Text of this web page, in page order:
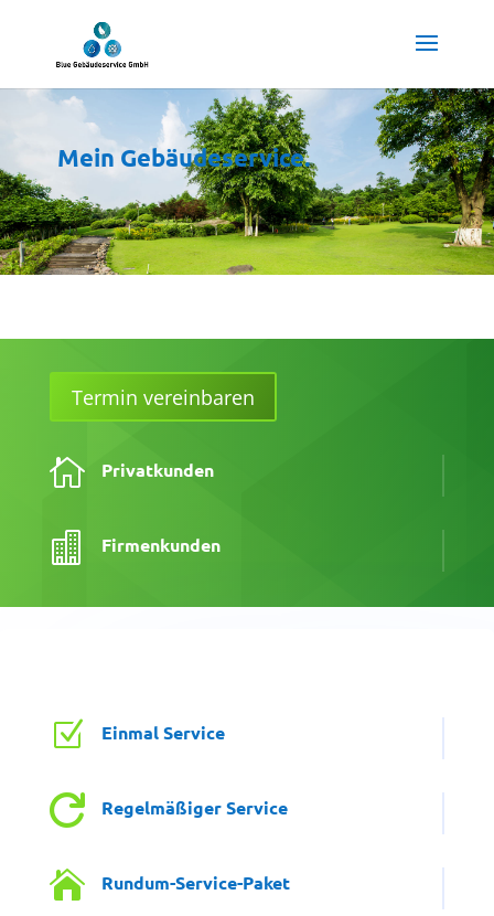
Mein Gebäudeservice.
Termin vereinbaren
 Privatkunden
 Firmenkunden
Z Einmal Service
 Regelmäßiger Service
 Rundum-Service-Paket